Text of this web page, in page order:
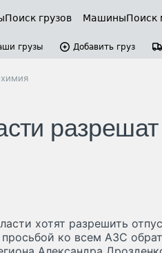
Поиск грузов МашиныПоиск
грузы Добавить груз
хотят разрешить
ко всем АЗС